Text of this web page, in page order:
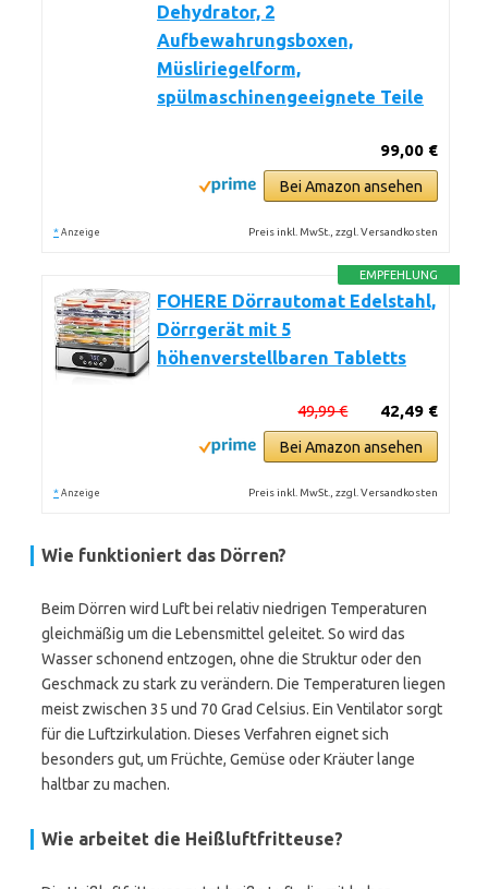
Dehydrator, 2
Aufbewahrungsboxen,
Müsliriegelform,
spülmaschinengeeignete Teile
99,00 €
Bei Amazon ansehen
* Anzeige Preis inkl. MwSt., zzgl. Versandkosten
EMPFEHLUNG
FOHERE Dörrautomat Edelstahl,
Dörrgerät mit 5
höhenverstellbaren Tabletts
42,49 €
49,99 €
Bei Amazon ansehen
* Anzeige Preis inkl. MwSt., zzgl. Versandkosten
Wie funktioniert das Dörren?
Beim Dörren wird Luft bei relativ niedrigen Temperaturen
gleichmäßig um die Lebensmittel geleitet. So wird das
Wasser schonend entzogen, ohne die Struktur oder den
Geschmack zu stark zu verändern. Die Temperaturen liegen
meist zwischen 35 und 70 Grad Celsius. Ein Ventilator sorgt
für die Luftzirkulation. Dieses Verfahren eignet sich
besonders gut, um Früchte, Gemüse oder Kräuter lange
haltbar zu machen.
Wie arbeitet die Heißluftfritteuse?